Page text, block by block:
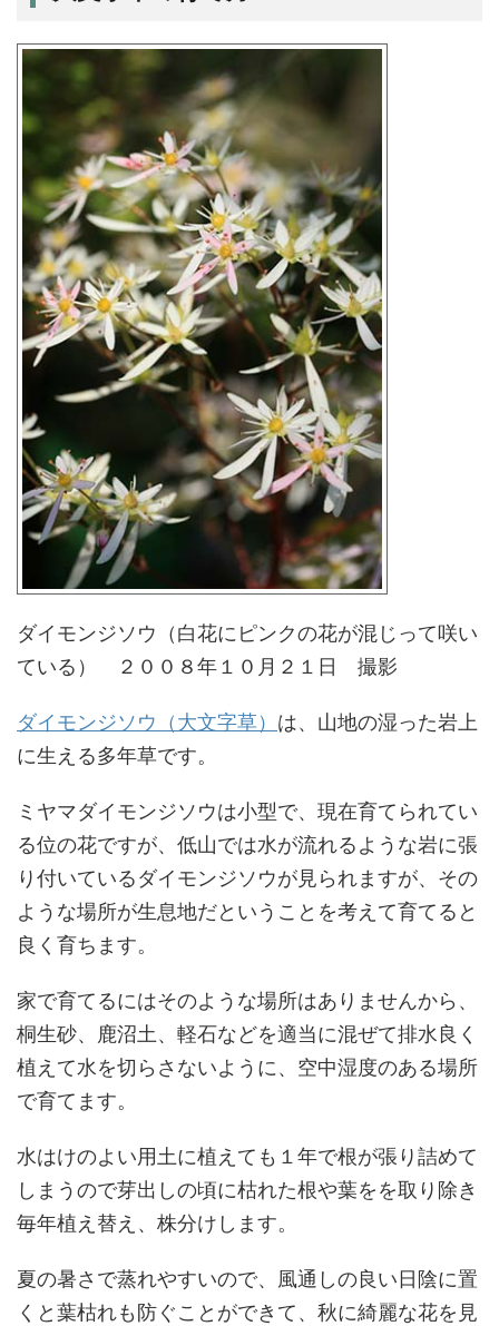
ダイモンジソウ（白花にピンクの花が混じって咲い
ている） ２００８年１０月２１日 撮影
ダイモンジソウ（大文字草） は、山地の湿った岩上
に生える多年草です。
ミヤマダイモンジソウは小型で、現在育てられてい
る位の花ですが、低山では水が流れるような岩に張
り付いているダイモンジソウが見られますが、その
ような場所が生息地だということを考えて育てると
良く育ちます。
家で育てるにはそのような場所はありませんから、
桐生砂、鹿沼土、軽石などを適当に混ぜて排水良く
植えて水を切らさないように、空中湿度のある場所
で育てます。
水はけのよい用土に植えても１年で根が張り詰めて
しまうので芽出しの頃に枯れた根や葉をを取り除き
毎年植え替え、株分けします。
夏の暑さで蒸れやすいので、風通しの良い日陰に置
くと葉枯れも防ぐことができて、秋に綺麗な花を見